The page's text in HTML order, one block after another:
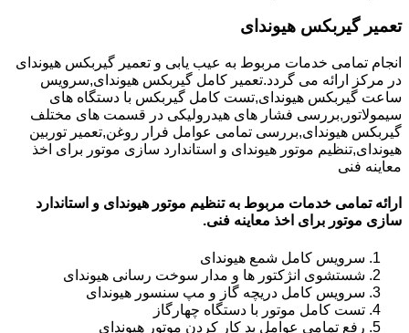
تعمیر گیربکس هیوندای
انجام تمامی خدمات مربوط به عیب یابی و تعمیر گیربکس هیوندای
در مرکز ارائه می گردد.تعمیر کامل گیربکس هیوندای,سرویس
ساعت گیربکس هیوندای,تست کامل گیربکس با دستگاه های
سیمولاتور,بررسی فشار های هیدرولیکی در قسمت های مختلف
گیربکس هیوندای,بررسی تمامی عوامل فرار روغن,تعمیر توربین
هیوندای,تنظیم موتور هیوندای و استاندارد سازی موتور برای اخذ
معاینه فنی
ارائه تمامی خدمات مربوط به تنظیم موتور هیوندای و استاندارد
سازی موتور برای اخذ معاینه فنی.
سرویس کامل شمع هیوندای
شستشوی انژکتور ها و مدار سوخت رسانی هیوندای
سرویس کامل دریچه گاز و مپ سنسور هیوندای
تست کامل موتور با دستگاه چهارگاز
رفع تمامی عوامل بد کار کردن موتور هیوندای